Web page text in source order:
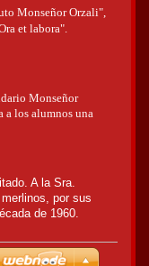
Monseñor Orzali",
et labora".
Monseñor
a los alumnos una
A la Sra.
por sus
de 1960.